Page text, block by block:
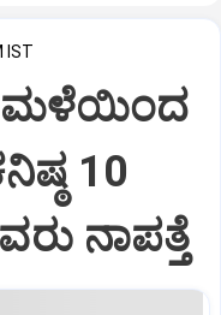
IST
ಮಳೆಯಿಂದ
10
ನಾಪತ್ತೆ